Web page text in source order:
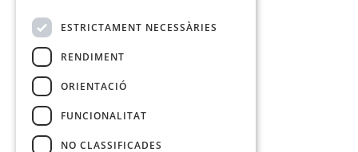
ESTRICTAMENT NECESSÀRIES
RENDIMENT
ORIENTACIÓ
FUNCIONALITAT
NO CLASSIFICADES